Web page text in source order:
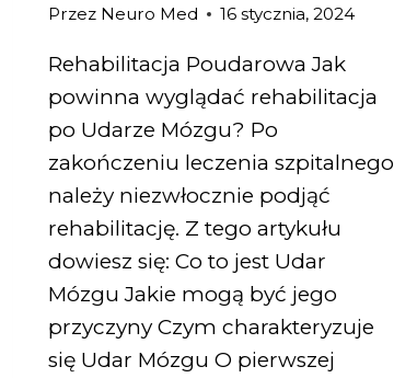
Przez Neuro Med 16 stycznia, 2024
Rehabilitacja Poudarowa Jak
powinna wyglądać rehabilitacja
po Udarze Mózgu? Po
zakończeniu leczenia szpitalnego
należy niezwłocznie podjąć
rehabilitację. Z tego artykułu
dowiesz się: Co to jest Udar
Mózgu Jakie mogą być jego
przyczyny Czym charakteryzuje
się Udar Mózgu O pierwszej